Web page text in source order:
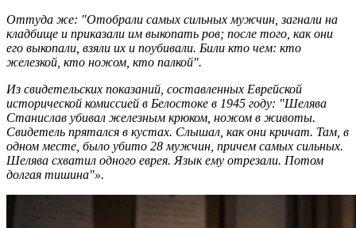
Оттуда же: "Отобрали самых сильных мужчин, загнали на
кладбище и приказали им выкопать ров; после того, как они
его выкопали, взяли их и поубивали. Били кто чем: кто
железкой, кто ножом, кто палкой".
Из свидетельских показаний, составленных Еврейской
исторической комиссией в Белостоке в 1945 году: "Шелява
Станислав убивал железным крюком, ножом в животы.
Свидетель прятался в кустах. Слышал, как они кричат. Там, в
одном месте, было убито 28 мужчин, причем самых сильных.
Шелява схватил одного еврея. Язык ему отрезали. Потом
долгая тишина"».